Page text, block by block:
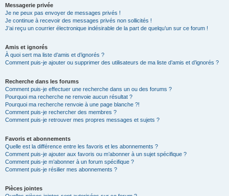
Messagerie privée
Je ne peux pas envoyer de messages privés !
Je continue à recevoir des messages privés non sollicités !
J’ai reçu un courrier électronique indésirable de la part de quelqu’un sur ce forum !
Amis et ignorés
À quoi sert ma liste d’amis et d’ignorés ?
Comment puis-je ajouter ou supprimer des utilisateurs de ma liste d’amis et d’ignorés ?
Recherche dans les forums
Comment puis-je effectuer une recherche dans un ou des forums ?
Pourquoi ma recherche ne renvoie aucun résultat ?
Pourquoi ma recherche renvoie à une page blanche ?!
Comment puis-je rechercher des membres ?
Comment puis-je retrouver mes propres messages et sujets ?
Favoris et abonnements
Quelle est la différence entre les favoris et les abonnements ?
Comment puis-je ajouter aux favoris ou m’abonner à un sujet spécifique ?
Comment puis-je m’abonner à un forum spécifique ?
Comment puis-je résilier mes abonnements ?
Pièces jointes